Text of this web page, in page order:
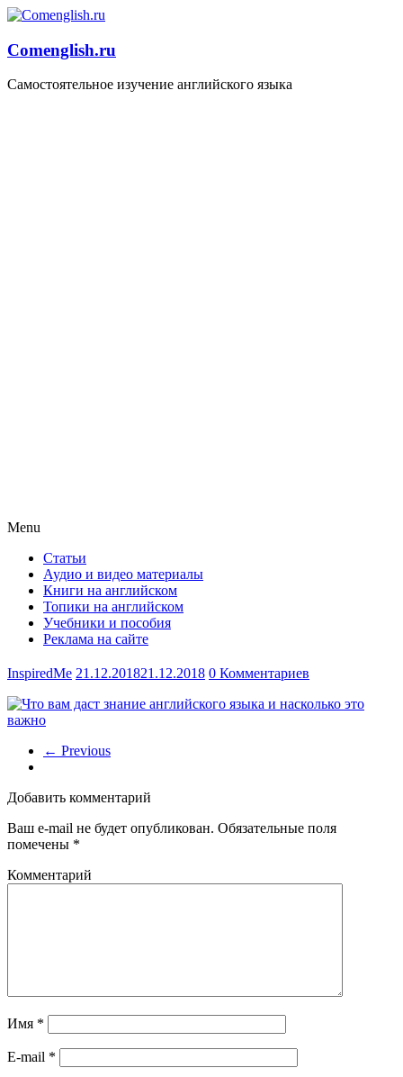
Comenglish.ru
Самостоятельное изучение английского языка
Menu
Статьи
Аудио и видео материалы
Книги на английском
Топики на английском
Учебники и пособия
Реклама на сайте
InspiredMe 21.12.201821.12.2018 0 Комментариев
← Previous
Добавить комментарий
Ваш e-mail не будет опубликован. Обязательные поля
помечены *
Комментарий
Имя *
E-mail *